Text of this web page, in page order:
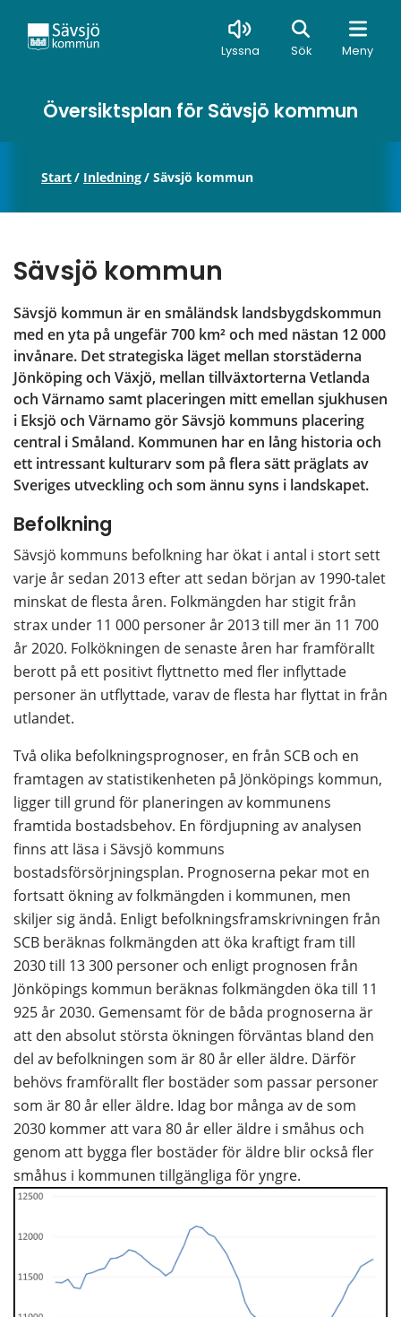
Lyssna Sök Meny
Sök
Översiktsplan för Sävsjö kommun
Start/ Inledning/ Sävsjö kommun
Sävsjö kommun
Sävsjö kommun är en småländsk landsbygdskommun
med en yta på ungefär 700 km² och med nästan 12 000
invånare. Det strategiska läget mellan storstäderna
Jönköping och Växjö, mellan tillväxtorterna Vetlanda
och Värnamo samt placeringen mitt emellan sjukhusen
i Eksjö och Värnamo gör Sävsjö kommuns placering
central i Småland. Kommunen har en lång historia och
ett intressant kulturarv som på flera sätt präglats av
Sveriges utveckling och som ännu syns i landskapet.
Befolkning
Sävsjö kommuns befolkning har ökat i antal i stort sett
varje år sedan 2013 efter att sedan början av 1990-talet
minskat de flesta åren. Folkmängden har stigit från
strax under 11 000 personer år 2013 till mer än 11 700
år 2020. Folkökningen de senaste åren har framförallt
berott på ett positivt flyttnetto med fler inflyttade
personer än utflyttade, varav de flesta har flyttat in från
utlandet.
Två olika befolkningsprognoser, en från SCB och en
framtagen av statistikenheten på Jönköpings kommun,
ligger till grund för planeringen av kommunens
framtida bostadsbehov. En fördjupning av analysen
finns att läsa i Sävsjö kommuns
bostadsförsörjningsplan. Prognoserna pekar mot en
fortsatt ökning av folkmängden i kommunen, men
skiljer sig ändå. Enligt befolkningsframskrivningen från
SCB beräknas folkmängden att öka kraftigt fram till
2030 till 13 300 personer och enligt prognosen från
Jönköpings kommun beräknas folkmängden öka till 11
925 år 2030. Gemensamt för de båda prognoserna är
att den absolut största ökningen förväntas bland den
del av befolkningen som är 80 år eller äldre. Därför
behövs framförallt fler bostäder som passar personer
som är 80 år eller äldre. Idag bor många av de som
2030 kommer att vara 80 år eller äldre i småhus och
genom att bygga fler bostäder för äldre blir också fler
småhus i kommunen tillgängliga för yngre.